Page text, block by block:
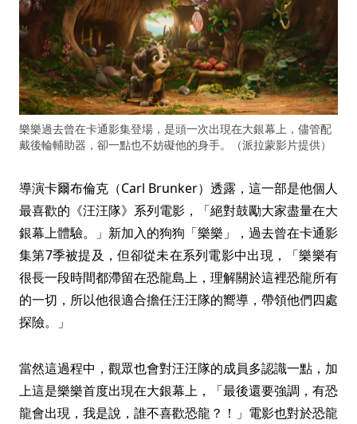
樂樂過去曾在卡通影集登場，是頭一次出現在大銀幕上，儘管配
戴後輪輔助器，卻一點也不妨礙他的身手。（派拉蒙影片提供）
導演卡爾布倫克（Carl Brunker）透露，這一部是他個人
最喜歡的《汪汪隊》系列電影，「絕對鼓勵大家盡量在大
銀幕上體驗。」新加入的狗狗「樂樂」，過去曾在卡通影
集第7季被提及，但卻從未在系列電影中出現，「樂樂有
很長一段時間都滯留在恐龍島上，理解關於這裡恐龍所有
的一切，所以他很適合擔任汪汪隊的嚮導，帶領他們四處
探險。」
當然這過程中，觀眾也會對汪汪隊的成員多認識一點，加
上這是樂樂首度出現在大銀幕上，「最後還要強調，有恐
龍會出現，我是說，誰不喜歡恐龍？！」電影也對於恐龍